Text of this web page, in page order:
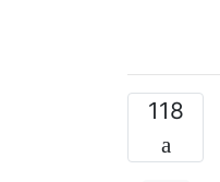
118